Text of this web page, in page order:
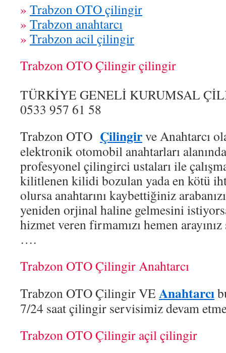
» Trabzon OTO çilingir
» Trabzon anahtarcı
» Trabzon acil çilingir
Trabzon OTO Çilingir çilingir
TÜRKİYE GENELİ KURUMSAL
0533 957 61 58
Trabzon OTO Çilingirve Anahtarcı
elektronik otomobil anahtarları
profesyonel çilingirci ustaları ile
kilitlenen kilidi bozulan yada en kötü
olursa anahtarını kaybettiğiniz
yeniden orjinal haline gelmesini
hizmet veren firmamızı hemen
….
Trabzon OTO Çilingir Anahtarcı
Trabzon OTO Çilingir VE Anahtarcı
7/24 saat çilingir servisimiz devam
Trabzon OTO Çilingir açil çilingir